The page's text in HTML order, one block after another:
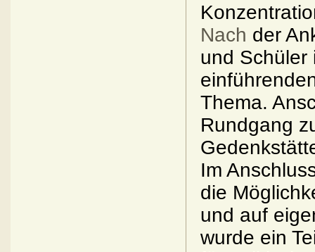
Nach der
und Schüler
Thema.
Rundgang
Im
die
und auf
wurde ein